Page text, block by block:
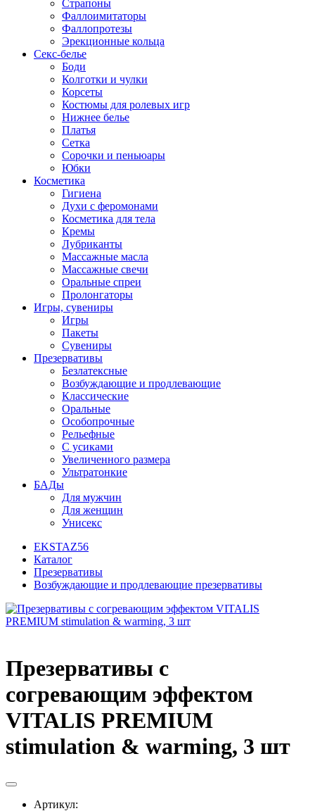
Страпоны
Фаллоимитаторы
Фаллопротезы
Эрекционные кольца
Секс-белье
Боди
Колготки и чулки
Корсеты
Костюмы для ролевых игр
Нижнее белье
Платья
Сетка
Сорочки и пеньюары
Юбки
Косметика
Гигиена
Духи с феромонами
Косметика для тела
Кремы
Лубриканты
Массажные масла
Массажные свечи
Оральные спреи
Пролонгаторы
Игры, сувениры
Игры
Пакеты
Сувениры
Презервативы
Безлатексные
Возбуждающие и продлевающие
Классические
Оральные
Особопрочные
Рельефные
С усиками
Увеличенного размера
Ультратонкие
БАДы
Для мужчин
Для женщин
Унисекс
EKSTAZ56
Каталог
Презервативы
Возбуждающие и продлевающие презервативы
Презервативы с
согревающим эффектом
VITALIS PREMIUM
stimulation & warming, 3 шт
Артикул: